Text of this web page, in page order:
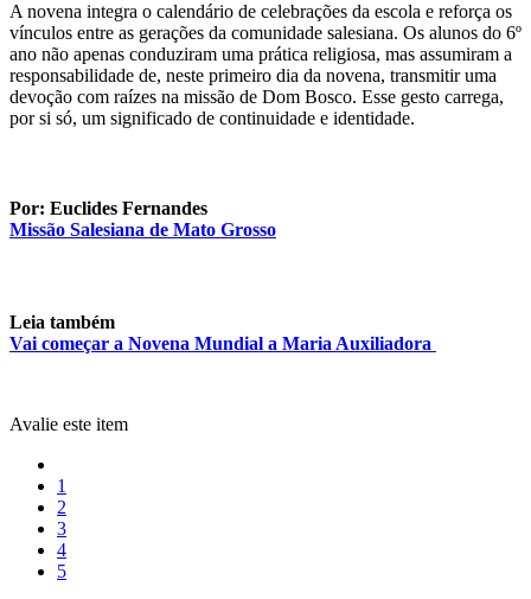
A novena integra o calendário de celebrações da escola e reforça os
vínculos entre as gerações da comunidade salesiana. Os alunos do 6º
ano não apenas conduziram uma prática religiosa, mas assumiram a
responsabilidade de, neste primeiro dia da novena, transmitir uma
devoção com raízes na missão de Dom Bosco. Esse gesto carrega,
por si só, um significado de continuidade e identidade.
Por: Euclides Fernandes
Missão Salesiana de Mato Grosso
Leia também
Vai começar a Novena Mundial a Maria Auxiliadora
Avalie este item
1
2
3
4
5